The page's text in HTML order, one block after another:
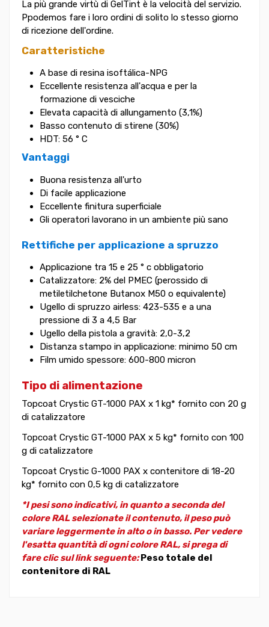
La più grande virtù di GelTint è la velocità del servizio.
Ppodemos fare i loro ordini di solito lo stesso giorno
di ricezione dell'ordine.
Caratteristiche
A base di resina isoftálica-NPG
Eccellente resistenza all'acqua e per la
formazione di vesciche
Elevata capacità di allungamento (3,1%)
Basso contenuto di stirene (30%)
HDT: 56 ° C
Vantaggi
Buona resistenza all'urto
Di facile applicazione
Eccellente finitura superficiale
Gli operatori lavorano in un ambiente più sano
Rettifiche per applicazione a spruzzo
Applicazione tra 15 e 25 ° c obbligatorio
Catalizzatore: 2% del PMEC (perossido di
metiletilchetone Butanox M50 o equivalente)
Ugello di spruzzo airless: 423-535 e a una
pressione di 3 a 4,5 Bar
Ugello della pistola a gravità: 2,0-3,2
Distanza stampo in applicazione: minimo 50 cm
Film umido spessore: 600-800 micron
Tipo di alimentazione
Topcoat Crystic GT-1000 PAX x 1 kg* fornito con 20 g
di catalizzatore
Topcoat Crystic GT-1000 PAX x 5 kg* fornito con 100
g di catalizzatore
Topcoat Crystic G-1000 PAX x contenitore di 18-20
kg* fornito con 0,5 kg di catalizzatore
*I pesi sono indicativi, in quanto a seconda del
colore RAL selezionate il contenuto, il peso può
variare leggermente in alto o in basso. Per vedere
l'esatta quantità di ogni colore RAL, si prega di
fare clic sul link seguente:Peso totale del
contenitore di RAL